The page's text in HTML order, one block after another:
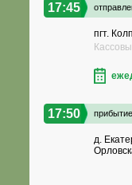
17:45
пгт.
17:50 прибытие
д.